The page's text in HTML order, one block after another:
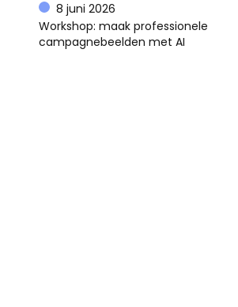
8 juni 2026
Workshop: maak professionele
campagnebeelden met AI